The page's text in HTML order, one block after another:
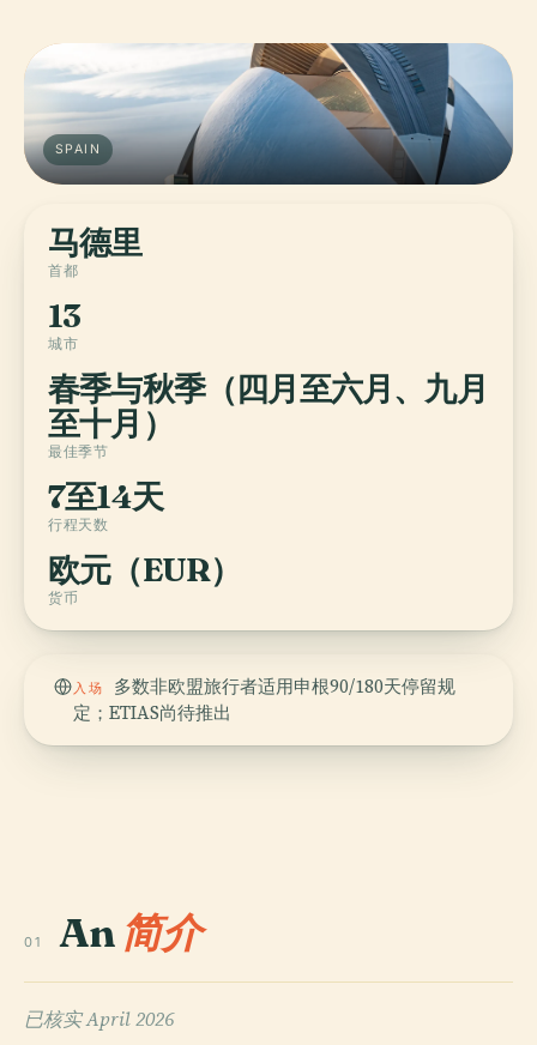
SPAIN
马德里
首都
13
城市
春季与秋季（四月至六月、九月
至十月）
最佳季节
7至14天
行程天数
欧元（EUR）
货币
入场
多数非欧盟旅行者适用申根90/180天停留规
定；ETIAS尚待推出
01 An 简介
已核实April 2026